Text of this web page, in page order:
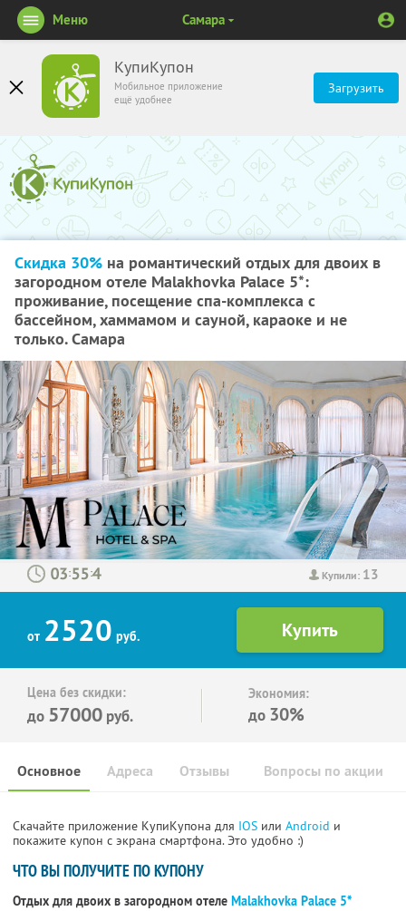
КупиКупон
Мобильное приложение
ещё удобнее
Загрузить
Меню Самара
Скидка 30% на романтический отдых для двоих в
загородном отеле Malakhovka Palace 5*:
проживание, посещение спа-комплекса с
бассейном, хаммамом и сауной, караоке и не
только. Самара
Купили: 13
: :
от 2520 руб.
Цена без скидки:
до 57000 руб.
Экономия:
до 30%
Основное Отзывы Вопросы по акции
Адреса
Скачайте приложение КупиКупона для IOS или Android и
покажите купон с экрана смартфона. Это удобно :)
ЧТО ВЫ ПОЛУЧИТЕ ПО КУПОНУ
Отдых для двоих в загородном отеле Malakhovka Palace 5*